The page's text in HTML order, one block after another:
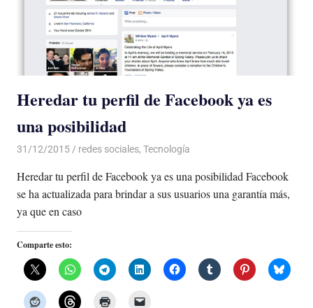
Heredar tu perfil de Facebook ya es
una posibilidad
31/12/2015 Luis Castellanos
redes sociales, Tecnología
Heredar tu perfil de Facebook ya es una posibilidad Facebook
se ha actualizada para brindar a sus usuarios una garantía más,
ya que en caso
Comparte esto: